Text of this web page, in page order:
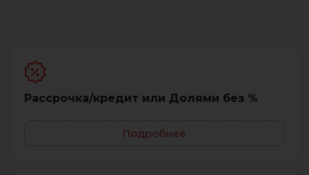
Рассрочка/кредит или Долями без %
Подробнее